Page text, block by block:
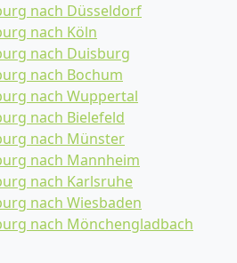
nach Düsseldorf
nach Köln
nach Duisburg
nach Bochum
nach Wuppertal
nach Bielefeld
nach Münster
nach Mannheim
nach Karlsruhe
nach Wiesbaden
nach Mönchen­gladbach